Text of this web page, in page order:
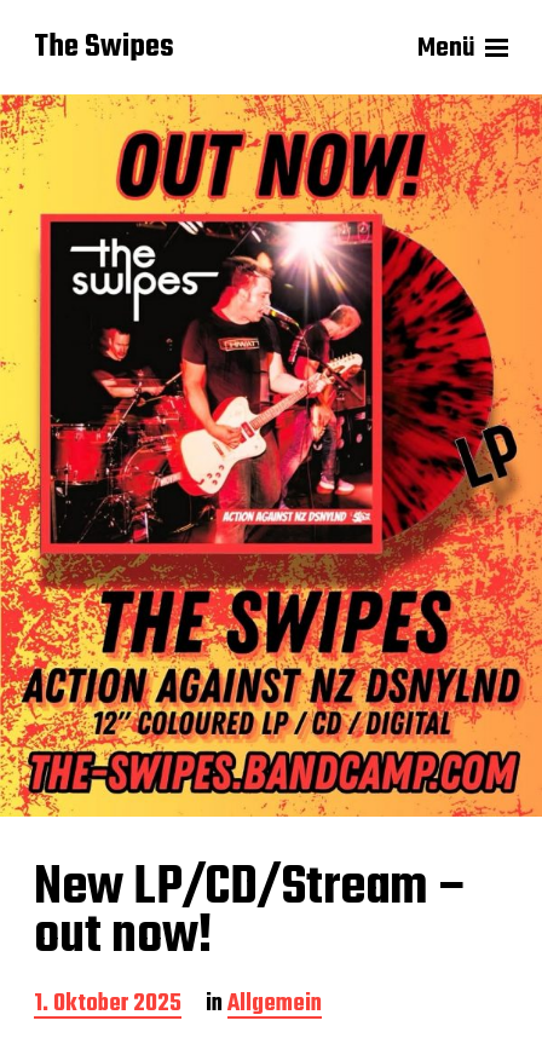
The Swipes Menü
New LP/CD/Stream –
out now!
B
e
1. Oktober 2025 inAllgemein